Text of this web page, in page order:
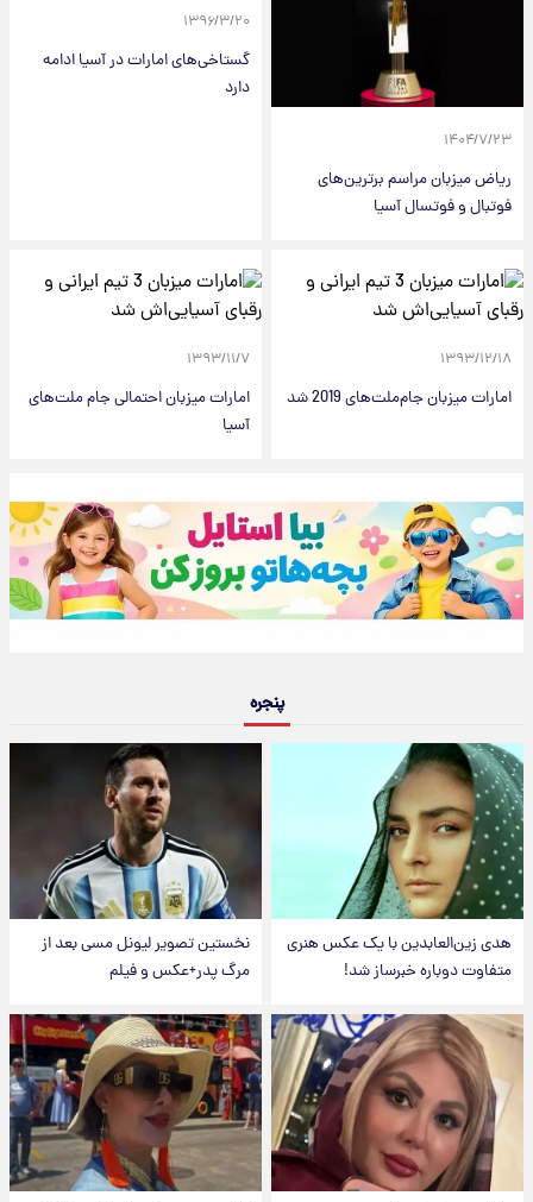
۱۴۰۴/۷/۲۳
ریاض میزبان مراسم برترین‌های
فوتبال و فوتسال آسیا
۱۳۹۶/۳/۲۰
گستاخی‌های امارات در آسیا ادامه
دارد
۱۳۹۳/۱۲/۱۸
امارات میزبان جام‌ملت‌های 2019 شد
۱۳۹۳/۱۱/۷
امارات میزبان احتمالی جام ملت‌های
آسیا
پنجره
هدی زین‌العابدین با یک عکس هنری
متفاوت دوباره خبرساز شد!
نخستین تصویر لیونل مسی بعد از
مرگ پدر+عکس و فیلم